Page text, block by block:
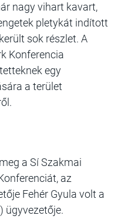
nagy vihart kavart,
pletykát indított
sok részlet. A
Konferencia
egy
a terület
a Sí Szakmai
, az
Fehér Gyula volt a
ügyvezetője.